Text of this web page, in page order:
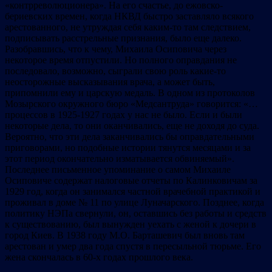
«контрреволюционера». На его счастье, до ежовско-
бериевских времен, когда НКВД быстро заставляло всякого
арестованного, не утруждая себя каким-то там следствием,
подписывать расстрельные признания, было еще далеко.
Разобравшись, что к чему, Михаила Осиповича через
некоторое время отпустили. Но полного оправдания не
последовало, возможно, сыграли свою роль какие-то
неосторожные высказывания врача, а может быть,
припомнили ему и царскую медаль. В одном из протоколов
Мозырского окружного бюро «Медсантруда» говорится: «…
процессов в 1925-1927 годах у нас не было. Если и были
некоторые дела, то они оканчивались, еще не доходя до суда.
Вероятно, что эти дела заканчивались бы оправдательными
приговорами, но подобные истории тянутся месяцами и за
этот период окончательно изматывается обвиняемый».
Последнее письменное упоминание о самом Михаиле
Осиповиче содержат налоговые отчеты по Калинковичам за
1929 год, когда он занимался частной врачебной практикой и
проживал в доме № 11 по улице Луначарского. Позднее, когда
политику НЭПа свернули, он, оставшись без работы и средств
к существованию, был вынужден уехать с женой к дочери в
город Киев. В 1938 году М.О. Барташевич был вновь там
арестован и умер два года спустя в пересыльной тюрьме. Его
жена скончалась в 60-х годах прошлого века.